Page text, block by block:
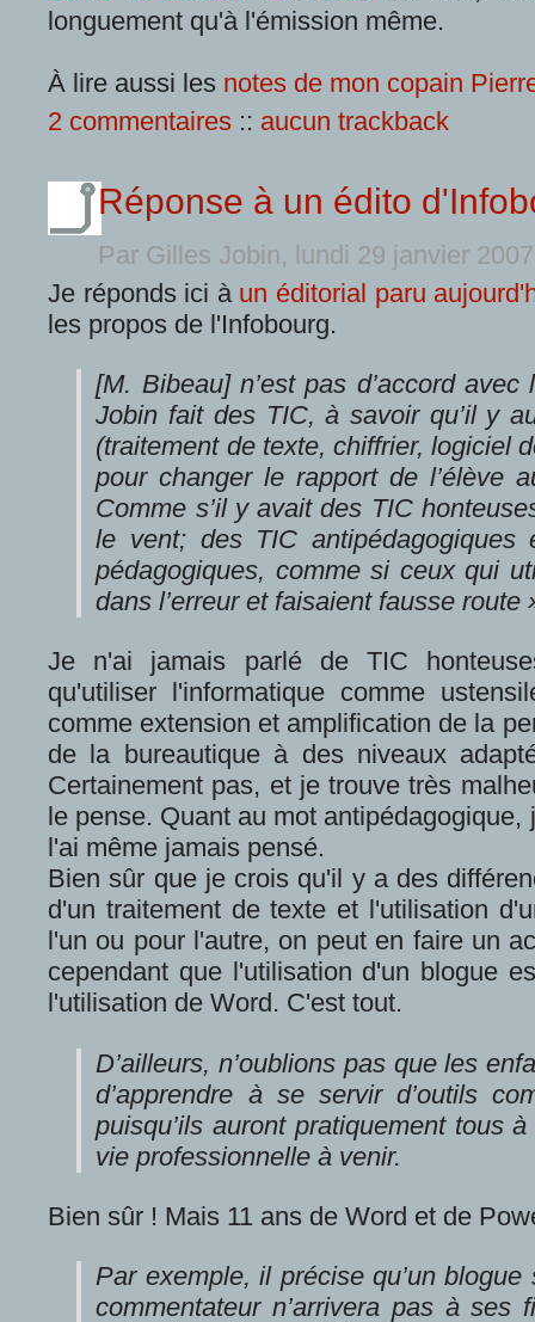
longuement qu'à l'émission même.
À lire aussi les notes de mon copain
2 commentaires :: aucun trackback
Réponse à un édito
Par Gilles Jobin, lundi 29 janvier
Je réponds ici à un éditorial paru
les propos de l'Infobourg.
[M. Bibeau] n’est pas d’accord
Jobin fait des TIC, à savoir qu’il y
(traitement de texte, chiffrier, logiciel
pour changer le rapport de l’élève
Comme s’il y avait des TIC
le vent; des TIC antipédagogiques
pédagogiques, comme si ceux qui
dans l’erreur et faisaient fausse route
Je n'ai jamais parlé de TIC
qu'utiliser l'informatique comme
comme extension et amplification de la
de la bureautique à des niveaux
Certainement pas, et je trouve très
le pense. Quant au mot
l'ai même jamais pensé.
Bien sûr que je crois qu'il y a des
d'un traitement de texte et l'utilisation
l'un ou pour l'autre, on peut en faire un
cependant que l'utilisation d'un blogue
l'utilisation de Word. C'est tout.
D’ailleurs, n’oublions pas que les
d’apprendre à se servir d’outils
puisqu’ils auront pratiquement tous
vie professionnelle à venir.
Bien sûr ! Mais 11 ans de Word et de
Par exemple, il précise qu’un
commentateur n’arrivera pas à ses